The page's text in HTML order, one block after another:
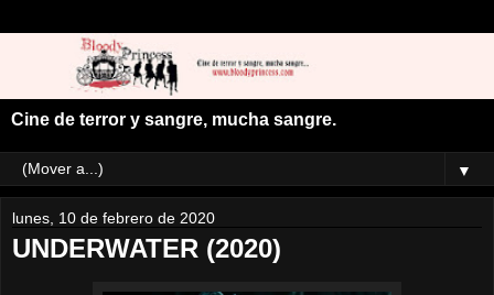
Cine de terror y sangre, mucha sangre.
▼
lunes, 10 de febrero de 2020
UNDERWATER (2020)